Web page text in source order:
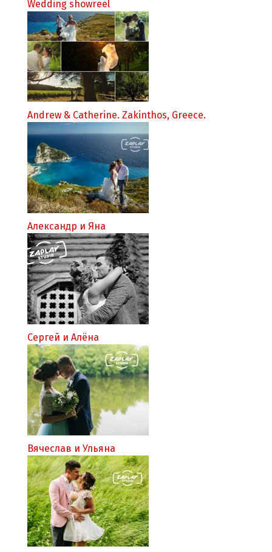
Wedding showreel
Andrew & Catherine. Zakinthos, Greece.
Александр и Яна
Сергей и Алёна
Вячеслав и Ульяна